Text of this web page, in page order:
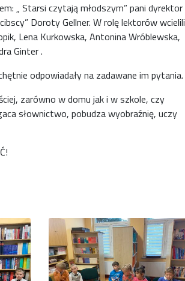
„ Starsi czytają młodszym” pani dyrektor
Doroty Gellner. W rolę lektorów wcielili
Lena Kurkowska, Antonina Wróblewska,
Ginter .
odpowiadały na zadawane im pytania.
zarówno w domu jak i w szkole, czy
słownictwo, pobudza wyobraźnię, uczy